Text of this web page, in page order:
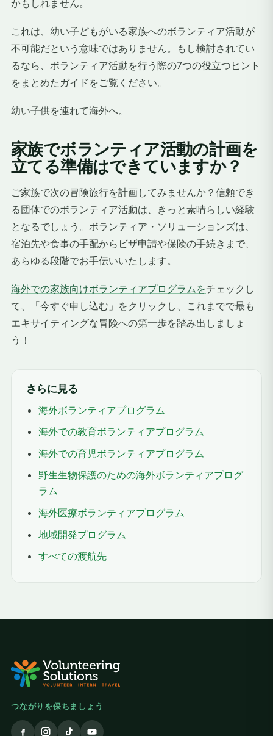
かもしれません。
これは、幼い子どもがいる家族へのボランティア活動が
不可能だという意味ではありません。もし検討されてい
るなら、ボランティア活動を行う際の7つの役立つヒント
をまとめたガイドをご覧ください。
幼い子供を連れて海外へ。
家族でボランティア活動の計画を
立てる準備はできていますか？
ご家族で次の冒険旅行を計画してみませんか？信頼でき
る団体でのボランティア活動は、きっと素晴らしい経験
となるでしょう。ボランティア・ソリューションズは、
宿泊先や食事の手配からビザ申請や保険の手続きまで、
あらゆる段階でお手伝いいたします。
海外での家族向けボランティアプログラムをチェックし
て、「今すぐ申し込む」をクリックし、これまでで最も
エキサイティングな冒険への第一歩を踏み出しましょ
う！
さらに見る
海外ボランティアプログラム
海外での教育ボランティアプログラム
海外での育児ボランティアプログラム
野生生物保護のための海外ボランティアプログ
ラム
海外医療ボランティアプログラム
地域開発プログラム
すべての渡航先
つながりを保ちましょう